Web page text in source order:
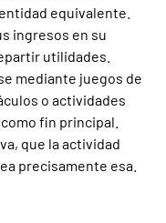
equivalente.
ingresos en su
utilidades.
mediante juegos de
o actividades
fin principal.
que la actividad
precisamente esa.